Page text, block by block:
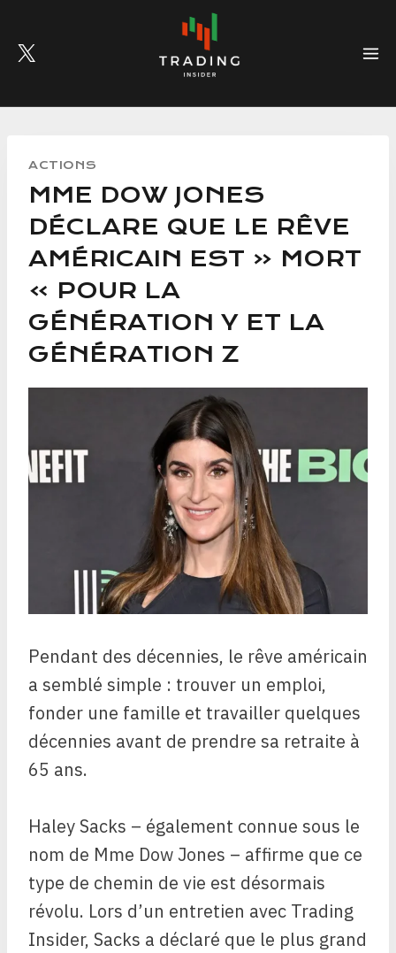
content
ACTIONS
MME DOW JONES
DÉCLARE QUE LE RÊVE
AMÉRICAIN EST « MORT
» POUR LA
GÉNÉRATION Y ET LA
GÉNÉRATION Z
Pendant des décennies, le rêve américain
a semblé simple : trouver un emploi,
fonder une famille et travailler quelques
décennies avant de prendre sa retraite à
65 ans.
Haley Sacks – également connue sous le
nom de Mme Dow Jones – affirme que ce
type de chemin de vie est désormais
révolu. Lors d’un entretien avec Trading
Insider, Sacks a déclaré que le plus grand